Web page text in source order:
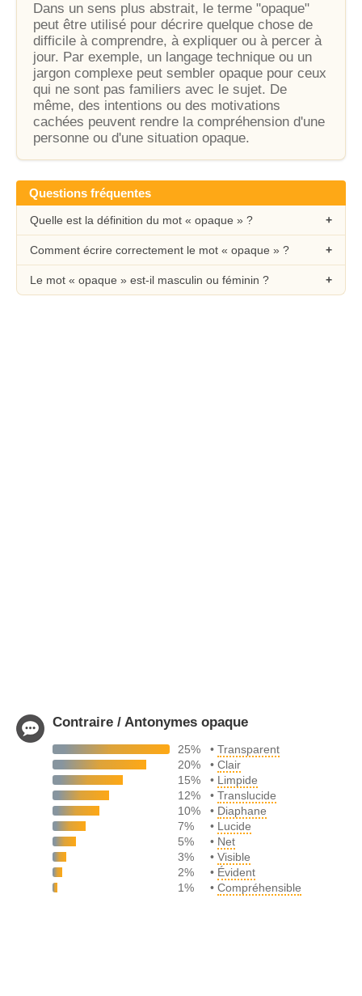
Contraire / Antonymes opaque
25% •Transparent
20%
•Clair
15%
• Limpide
12%
•Translucide
10%
• Diaphane
7%
• Lucide
5%
• Net
3%
•Visible
2%
• Évident
1%
•Compréhensible
Dans un sens plus abstrait, le terme "opaque"
peut être utilisé pour décrire quelque chose de
difficile à comprendre, à expliquer ou à percer à
jour. Par exemple, un langage technique ou un
jargon complexe peut sembler opaque pour ceux
qui ne sont pas familiers avec le sujet. De
même, des intentions ou des motivations
cachées peuvent rendre la compréhension d'une
personne ou d'une situation opaque.
Questions fréquentes
Quelle est la définition du mot « opaque » ?
Comment écrire correctement le mot « opaque » ?
Le mot « opaque » est-il masculin ou féminin ?